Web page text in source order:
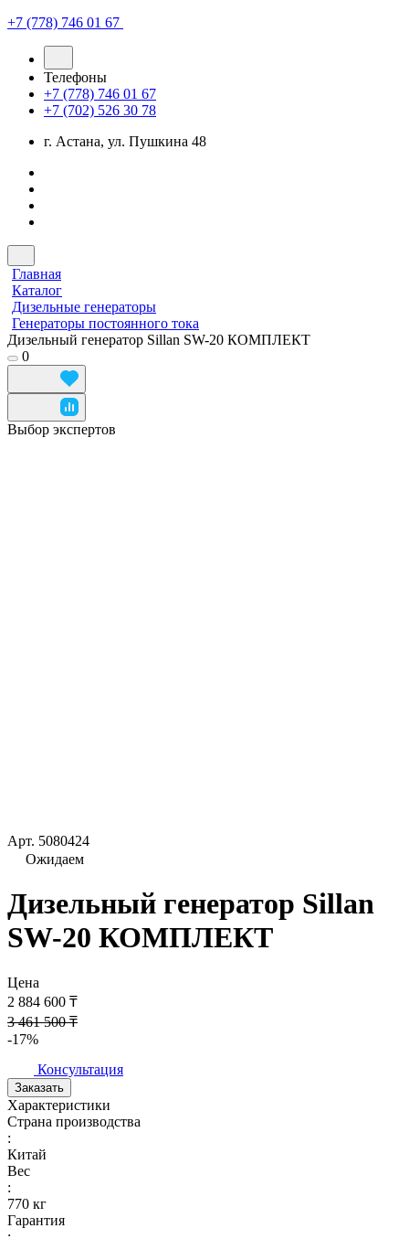
+7 (778) 746 01 67
Телефоны
+7 (778) 746 01 67
+7 (702) 526 30 78
г. Астана, ул. Пушкина 48
Главная
Каталог
Дизельные генераторы
Генераторы постоянного тока
Дизельный генератор Sillan SW-20 КОМПЛЕКТ
0
Выбор экспертов
Арт. 5080424
Ожидаем
Дизельный генератор Sillan
SW-20 КОМПЛЕКТ
Цена
2 884 600 ₸
3 461 500 ₸
-17%
Консультация
Заказать
Характеристики
Страна производства
:
Китай
Вес
:
770 кг
Гарантия